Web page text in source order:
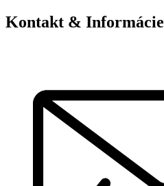
Kontakt & Informácie